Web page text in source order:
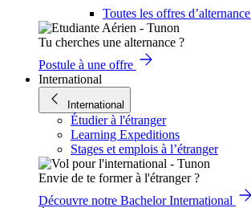
Toutes les offres d’alternance
Tu cherches une alternance ?
Postule à une offre
International
International
Étudier à l'étranger
Learning Expeditions
Stages et emplois à l’étranger
Envie de te former à l'étranger ?
Découvre notre Bachelor International